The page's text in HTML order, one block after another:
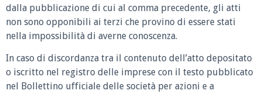
dalla pubblicazione di cui al comma precedente, gli atti
non sono opponibili ai terzi che provino di essere stati
nella impossibilità di averne conoscenza.
In caso di discordanza tra il contenuto dell’atto depositato
o iscritto nel registro delle imprese con il testo pubblicato
nel Bollettino ufficiale delle società per azioni e a